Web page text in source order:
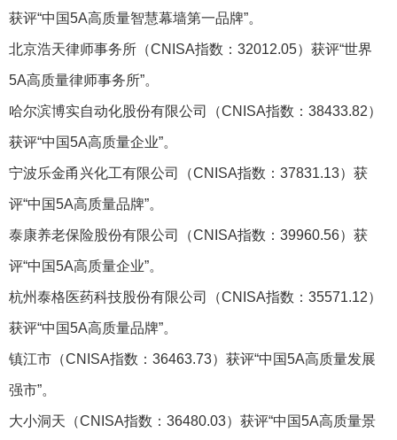
获评“中国5A高质量智慧幕墙第一品牌”。
北京浩天律师事务所（CNISA指数：32012.05）获评“世界
5A高质量律师事务所”。
哈尔滨博实自动化股份有限公司（CNISA指数：38433.82）
获评“中国5A高质量企业”。
宁波乐金甬兴化工有限公司（CNISA指数：37831.13）获
评“中国5A高质量品牌”。
泰康养老保险股份有限公司（CNISA指数：39960.56）获
评“中国5A高质量企业”。
杭州泰格医药科技股份有限公司（CNISA指数：35571.12）
获评“中国5A高质量品牌”。
镇江市（CNISA指数：36463.73）获评“中国5A高质量发展
强市”。
大小洞天（CNISA指数：36480.03）获评“中国5A高质量景